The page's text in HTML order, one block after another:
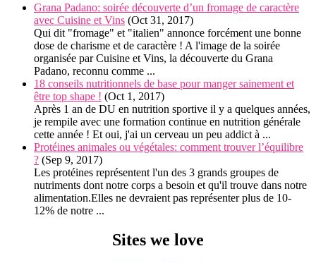
Grana Padano: soirée découverte d’un fromage de caractère
avec Cuisine et Vins (Oct 31, 2017)
Qui dit "fromage" et "italien" annonce forcément une bonne
dose de charisme et de caractère ! A l'image de la soirée
organisée par Cuisine et Vins, la découverte du Grana
Padano, reconnu comme ...
18 conseils nutritionnels de base pour manger sainement et
être top shape ! (Oct 1, 2017)
Après 1 an de DU en nutrition sportive il y a quelques années,
je rempile avec une formation continue en nutrition générale
cette année ! Et oui, j'ai un cerveau un peu addict à ...
Protéines animales ou végétales: comment trouver l’équilibre
? (Sep 9, 2017)
Les protéines représentent l'un des 3 grands groupes de
nutriments dont notre corps a besoin et qu'il trouve dans notre
alimentation.Elles ne devraient pas représenter plus de 10-
12% de notre ...
Sites we love